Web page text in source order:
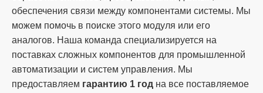
обеспечения связи между компонентами системы. Мы
можем помочь в поиске этого модуля или его
аналогов. Наша команда специализируется на
поставках сложных компонентов для промышленной
автоматизации и систем управления. Мы
предоставляем гарантию 1 год на все поставляемое